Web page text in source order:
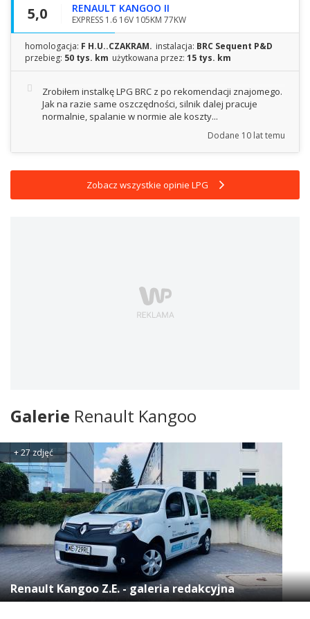
5,0 RENAULT KANGOO II
EXPRESS 1.6 16V 105KM 77KW
homologacja: F H.U..CZAKRAM. instalacja: BRC Sequent P&D
przebieg: 50 tys. km użytkowana przez: 15 tys. km
Zrobiłem instalkę LPG BRC z po rekomendacji znajomego.
Jak na razie same oszczędności, silnik dalej pracuje
normalnie, spalanie w normie ale koszty...
Dodane 10 lat temu
Zobacz wszystkie opinie LPG
Galerie Renault Kangoo
Renault Kangoo Z.E. - galeria redakcyjna
+ 27 zdjęć